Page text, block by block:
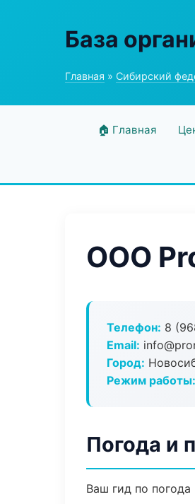
База
Главная » Сибирский
🏠 Главная
ООО
Телефон: 8
Email:
Город:
Режим работы:
Погода и
Ваш гид по